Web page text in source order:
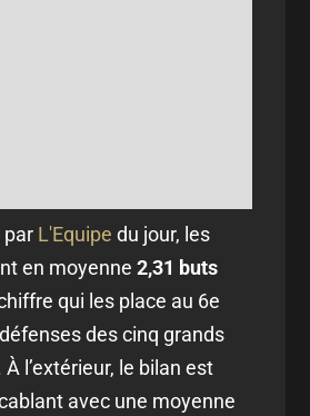
par L'Equipe du jour, les
en moyenne2,31 buts
qui les place au 6e
des cinq grands
l’extérieur, le bilan est
avec une moyenne